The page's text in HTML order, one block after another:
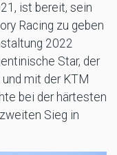
ist bereit, sein
Racing zu geben
2022
Star, der
mit der KTM
bei der härtesten
Sieg in